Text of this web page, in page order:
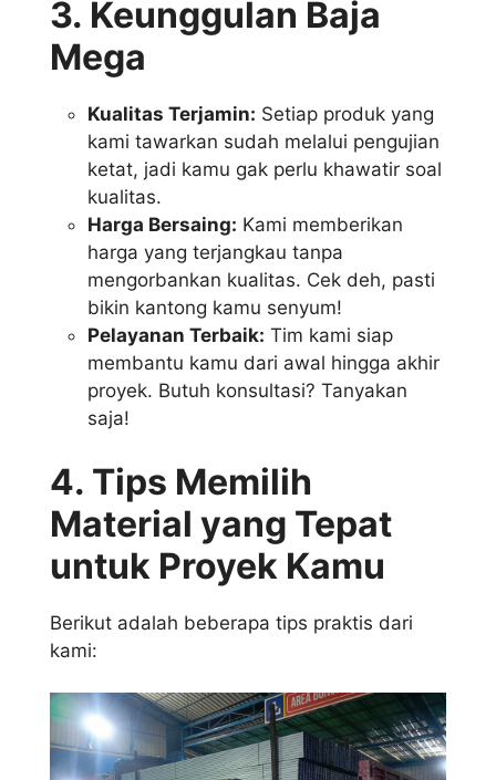
3. Keunggulan Baja
Mega
Kualitas Terjamin: Setiap produk yang
kami tawarkan sudah melalui pengujian
ketat, jadi kamu gak perlu khawatir soal
kualitas.
Harga Bersaing: Kami memberikan
harga yang terjangkau tanpa
mengorbankan kualitas. Cek deh, pasti
bikin kantong kamu senyum!
Pelayanan Terbaik: Tim kami siap
membantu kamu dari awal hingga akhir
proyek. Butuh konsultasi? Tanyakan
saja!
4. Tips Memilih
Material yang Tepat
untuk Proyek Kamu
Berikut adalah beberapa tips praktis dari
kami: